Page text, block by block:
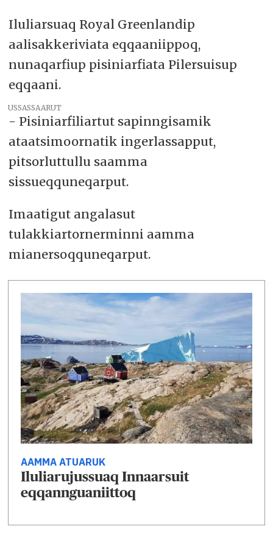
Iluliarsuaq Royal Greenlandip
aalisakkeriviata eqqaaniippoq,
nunaqarfiup pisiniarfiata Pilersuisup
eqqaani.
USSASSAARUT
- Pisiniarfiliartut sapinngisamik
ataatsimoornatik ingerlassapput,
pitsorluttullu saamma
sissueqquneqarput.
Imaatigut angalasut
tulakkiartornerminni aamma
mianersoqquneqarput.
AAMMA ATUARUK
Iluliarujussuaq Innaarsuit
eqqannguaniittoq